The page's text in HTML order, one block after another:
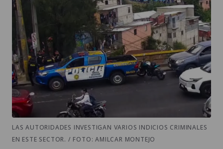
LAS AUTORIDADES INVESTIGAN VARIOS INDICIOS CRIMINALES
EN ESTE SECTOR. / FOTO: AMILCAR MONTEJO